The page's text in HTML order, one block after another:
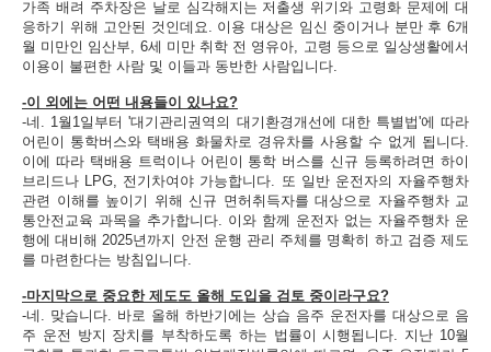
가족 배려 주차장은 날로 심각해지는 저출생 위기와 고령화 문제에 대
응하기 위해 고안된 것인데요. 이용 대상은 임신 중이거나 분만 후 6개
월 미만인 임산부, 6세 미만 취학 전 영유아, 고령 등으로 일상생활에서
이용이 불편한 사람 및 이들과 동반한 사람입니다.
-이 외에는 어떤 내용들이 있나요?
-네. 1월1일부터 '대기관리권역의 대기환경개선에 대한 특별법'에 따라
어린이 통학버스와 택배용 화물차로 경유차를 사용할 수 없게 됩니다.
이에 따라 택배용 트럭이나 어린이 통학 버스를 신규 등록하려면 하이
브리드나 LPG, 전기차여야 가능합니다. 또 일반 운전자의 자율주행차
관련 이해를 높이기 위해 신규 면허취득자를 대상으로 자율주행차 교
통안전교육 과목을 추가합니다. 이와 함께 운전자 없는 자율주행차 운
행에 대비해 2025년까지 안전 운행 관리 주체를 명확히 하고 검증 제도
를 마련한다는 방침입니다.
-마지막으로 중요한 제도도 올해 도입을 검토 중이라구요?
-네. 맞습니다. 바로 올해 하반기에는 상습 음주 운전자를 대상으로 음
주 운전 방지 장치를 부착하도록 하는 법률이 시행됩니다. 지난 10월